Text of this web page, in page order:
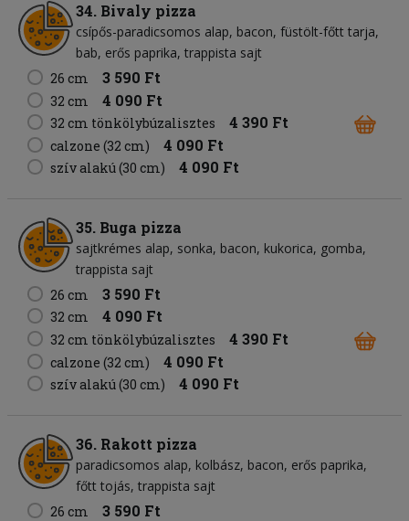
34. Bivaly pizza
csípős-paradicsomos alap bacon füstölt-főtt tarja
bab erős paprika trappista sajt
26 cm
3 590 Ft
32 cm 4 090 Ft
32 cm tönkölybúzalisztes 4 390 Ft
calzone (32 cm) 4 090 Ft
szív alakú (30 cm) 4 090 Ft
35. Buga pizza
sajtkrémes alap sonka bacon kukorica gomba
trappista sajt
26 cm
3 590 Ft
32 cm 4 090 Ft
32 cm tönkölybúzalisztes 4 390 Ft
calzone (32 cm) 4 090 Ft
szív alakú (30 cm) 4 090 Ft
36. Rakott pizza
paradicsomos alap kolbász bacon erős paprika
főtt tojás trappista sajt
26 cm
3 590 Ft